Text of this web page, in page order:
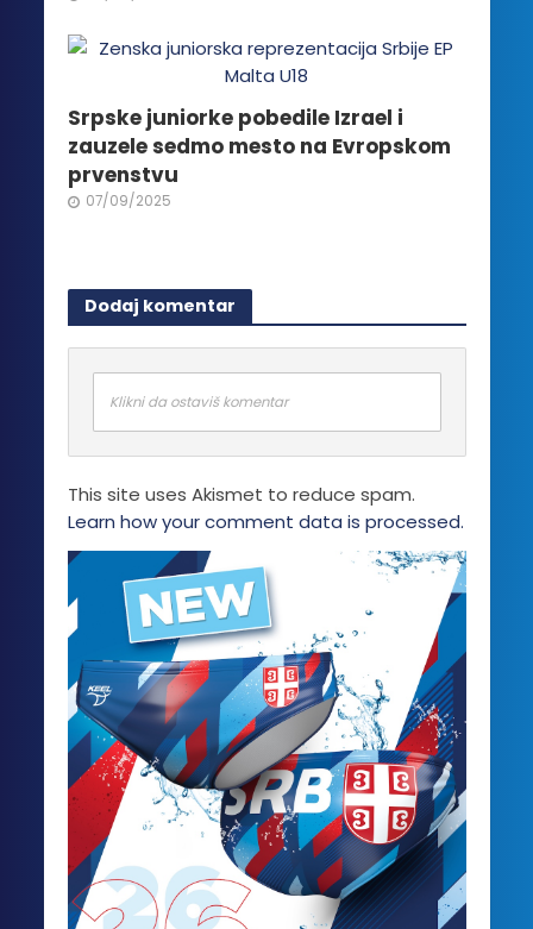
Srpske juniorke pobedile Izrael i
zauzele sedmo mesto na Evropskom
prvenstvu
07/09/2025
Dodaj komentar
Klikni da ostaviš komentar
This site uses Akismet to reduce spam.
Learn how your comment data is processed.